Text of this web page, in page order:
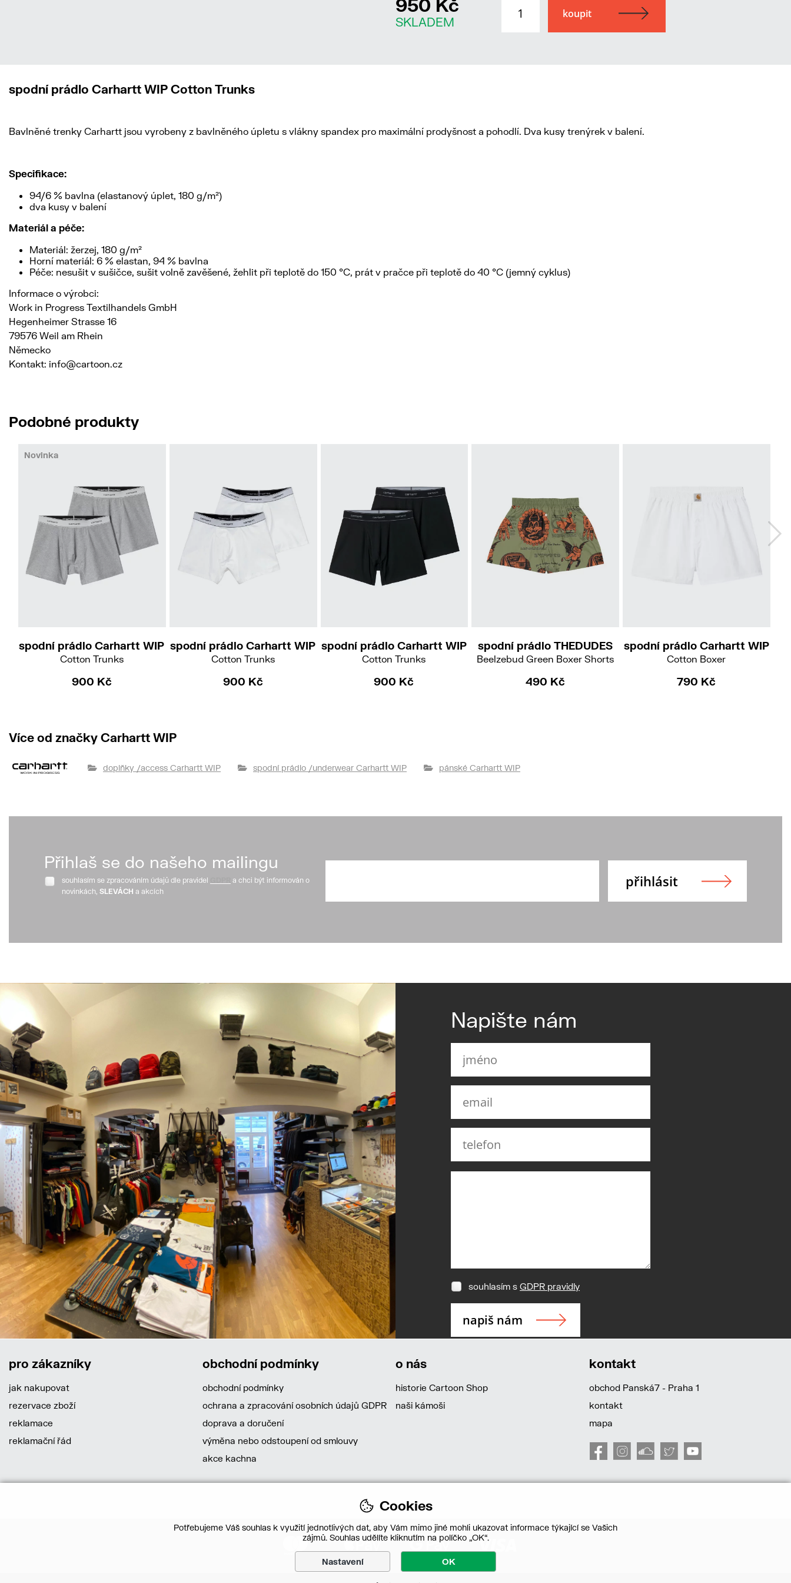
950 Kč
SKLADEM
spodní prádlo Carhartt WIP Cotton Trunks
Bavlněné trenky Carhartt jsou vyrobeny z bavlněného úpletu s vlákny spandex pro maximální prodyšnost a pohodlí. Dva kusy trenýrek v balení.
Specifikace:
94/6 % bavlna (elastanový úplet, 180 g/m²)
dva kusy v balení
Materiál a péče:
Materiál: žerzej, 180 g/m²
Horní materiál: 6 % elastan, 94 % bavlna
Péče: nesušit v sušičce, sušit volně zavěšené, žehlit při teplotě do 150 °C, prát v pračce při teplotě do 40 °C (jemný cyklus)
Informace o výrobci:
Work in Progress Textilhandels GmbH
Hegenheimer Strasse 16
79576 Weil am Rhein
Německo
Kontakt: info@cartoon.cz
Podobné produkty
Novinka
spodní prádlo Carhartt WIP
Cotton Trunks
900 Kč
spodní prádlo Carhartt WIP
Cotton Trunks
900 Kč
spodní prádlo Carhartt WIP
Cotton Trunks
900 Kč
spodní prádlo THEDUDES
Beelzebud Green Boxer Shorts
490 Kč
spodní prádlo Carhartt WIP
Cotton Boxer
790 Kč
Více od značky Carhartt WIP
doplňky /access Carhartt WIP spodní prádlo /underwear Carhartt WIP pánské Carhartt WIP
Přihlaš se do našeho mailingu
souhlasím se zpracováním údajů dle pravidel
a chci být informován o
novinkách, SLEVÁCH a akcích
Napište nám
souhlasím sGDPR pravidly
pro zákazníky
jak nakupovat
rezervace zboží
reklamace
reklamační řád
obchodní podmínky
obchodní podmínky
ochrana a zpracování osobních údajů GDPR
doprava a doručení
výměna nebo odstoupení od smlouvy
akce kachna
o nás
historie Cartoon Shop
naši kámoši
kontakt
obchod Panská7 - Praha 1
kontakt
mapa
Cookies
Potřebujeme Váš souhlas k využití jednotlivých dat, aby Vám mimo jiné mohli ukazovat informace týkající se Vašich
zájmů. Souhlas udělíte kliknutím na políčko „OK“.
Nastavení OK